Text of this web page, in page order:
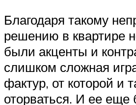
Благодаря такому
решению в квартире
были акценты и
слишком сложная
фактур, от которой и
оторваться. И ее еще